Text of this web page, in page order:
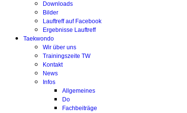
Downloads
Bilder
Lauftreff auf Facebook
Ergebnisse Lauftreff
Taekwondo
Wir über uns
Trainingszeite TW
Kontakt
News
Infos
Allgemeines
Do
Fachbeiträge